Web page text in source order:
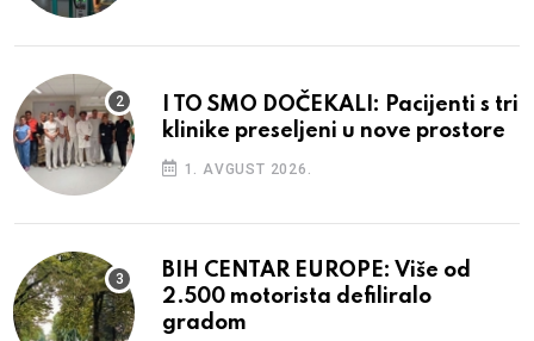
I TO SMO DOČEKALI: Pacijenti s tri
klinike preseljeni u nove prostore
1. AVGUST 2026.
BIH CENTAR EUROPE: Više od
2.500 motorista defiliralo
gradom